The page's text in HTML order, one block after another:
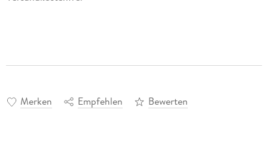
Merken Empfehlen Bewerten